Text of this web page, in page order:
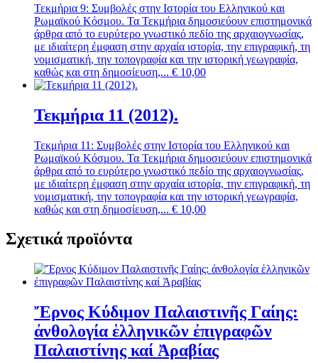
Τεκμήρια 9: Συμβολές στην Ιστορία του Ελληνικού και
Ρωμαϊκού Κόσμου. Τα Τεκμήρια δημοσιεύουν επιστημονικά
άρθρα από το ευρύτερο γνωστικό πεδίο της αρχαιογνωσίας,
με ιδιαίτερη έμφαση στην αρχαία ιστορία, την επιγραφική, τη
νομισματική, την τοπογραφία και την ιστορική γεωγραφία,
καθώς και στη δημοσίευση,... € 10,00
Τεκμήρια 11 (2012).
Τεκμήρια 11: Συμβολές στην Ιστορία του Ελληνικού και
Ρωμαϊκού Κόσμου. Τα Τεκμήρια δημοσιεύουν επιστημονικά
άρθρα από το ευρύτερο γνωστικό πεδίο της αρχαιογνωσίας,
με ιδιαίτερη έμφαση στην αρχαία ιστορία, την επιγραφική, τη
νομισματική, την τοπογραφία και την ιστορική γεωγραφία,
καθώς και στη δημοσίευση,... € 10,00
Σχετικά προϊόντα
Ἔρνος Κύδιμον Παλαιστινῆς Γαίης:
ἀνθολογία ἑλληνικῶν ἐπιγραφῶν
Παλαιστίνης καί Ἀραβίας